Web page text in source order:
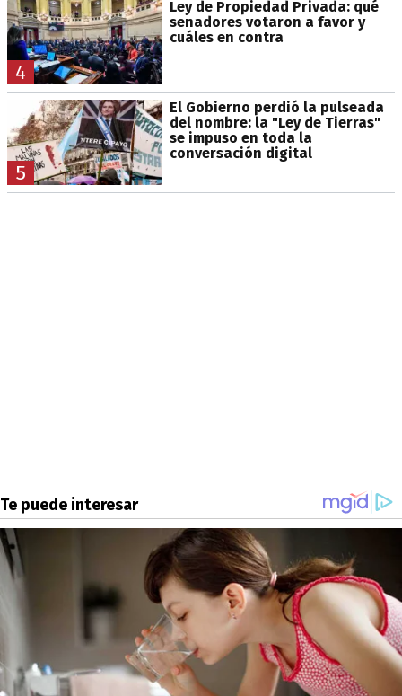
4
Ley de Propiedad Privada: qué
senadores votaron a favor y
cuáles en contra
5
El Gobierno perdió la pulseada
del nombre: la "Ley de Tierras"
se impuso en toda la
conversación digital